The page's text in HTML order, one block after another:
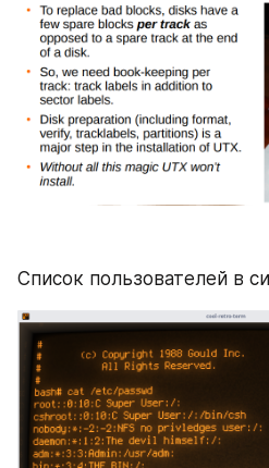
Список пользователей в